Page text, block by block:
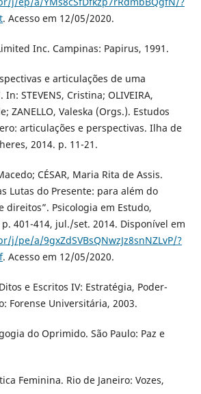
. Acesso em 12/05/2020.
Inc. Campinas: Papirus, 1991.
e articulações de uma
STEVENS, Cristina; OLIVEIRA,
ZANELLO, Valeska (Orgs.). Estudos
articulações e perspectivas. Ilha de
2014. p. 11-21.
CÉSAR, Maria Rita de Assis.
Lutas do Presente: para além do
Psicologia em Estudo,
401-414, jul./set. 2014. Disponível em
j/pe/a/9gxZdSVBsQNwzJz8snNZLvP/?
. Acesso em 12/05/2020.
e Escritos IV: Estratégia, Poder-
Forense Universitária, 2003.
do Oprimido. São Paulo: Paz e
Feminina. Rio de Janeiro: Vozes,